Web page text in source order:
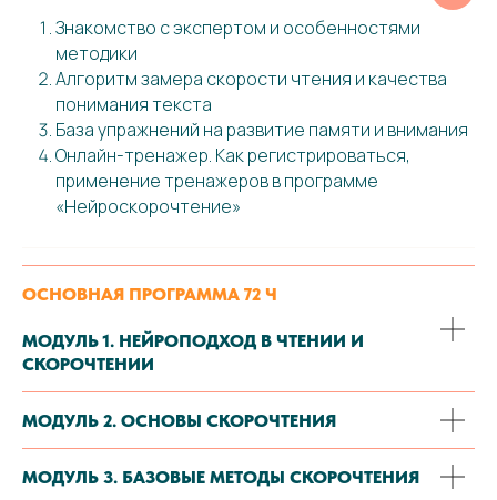
Знакомство с экспертом и особенностями
методики
Алгоритм замера скорости чтения и качества
понимания текста
База упражнений на развитие памяти и внимания
Онлайн-тренажер. Как регистрироваться,
применение тренажеров в программе
«Нейроскорочтение»
ОСНОВНАЯ ПРОГРАММА 72 Ч
МОДУЛЬ 1. НЕЙРОПОДХОД В ЧТЕНИИ И
СКОРОЧТЕНИИ
МОДУЛЬ 2. ОСНОВЫ СКОРОЧТЕНИЯ
МОДУЛЬ 3. БАЗОВЫЕ МЕТОДЫ СКОРОЧТЕНИЯ